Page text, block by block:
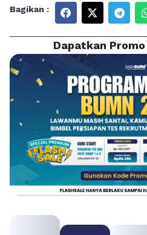
Bagikan :
Dapatkan